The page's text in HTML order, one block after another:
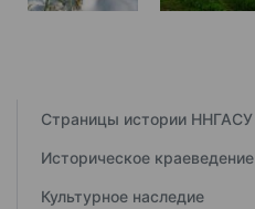
Страницы истории ННГАСУ
Историческое краеведение
Культурное наследие